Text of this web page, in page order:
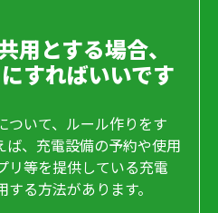
用とする場合、
すればいいです
いて、ルール作りをす
ば、充電設備の予約や使用
リ等を提供している充電
る方法があります。